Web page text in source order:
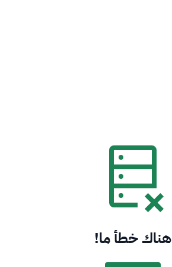
هناك خطأ ما!